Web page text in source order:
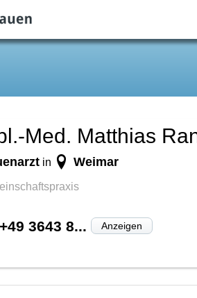
Med. Matthias
in Weimar
+49 3643 8... Anzeigen